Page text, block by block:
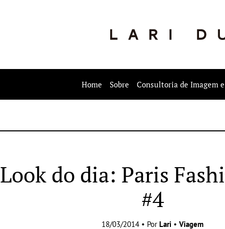
Home Sobre Consultoria de Imagem
Look do dia: Paris
#4
18/03/2014 • Por Lari • Viagem